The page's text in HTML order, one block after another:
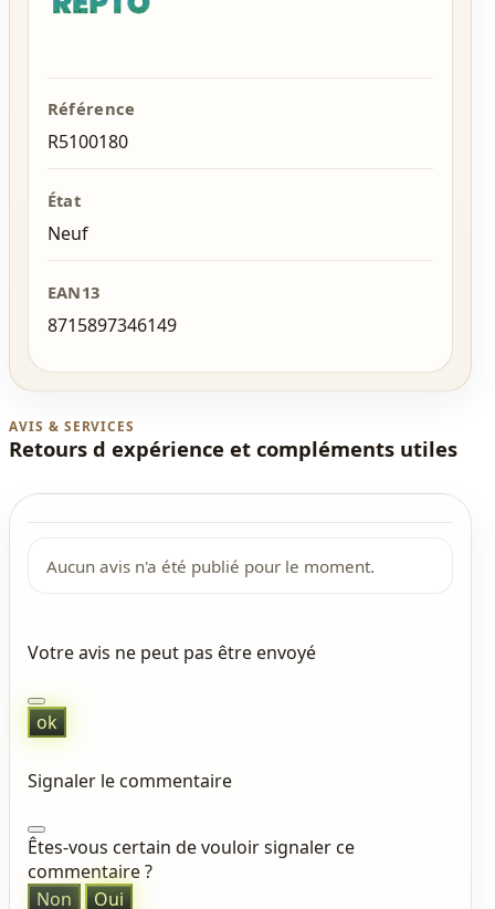
Référence
R5100180
État
Neuf
EAN13
8715897346149
AVIS & SERVICES
Retours d expérience et compléments utiles
Aucun avis n'a été publié pour le moment.
Votre avis ne peut pas être envoyé
ok
Signaler le commentaire
Êtes-vous certain de vouloir signaler ce
commentaire ?
Non
Oui